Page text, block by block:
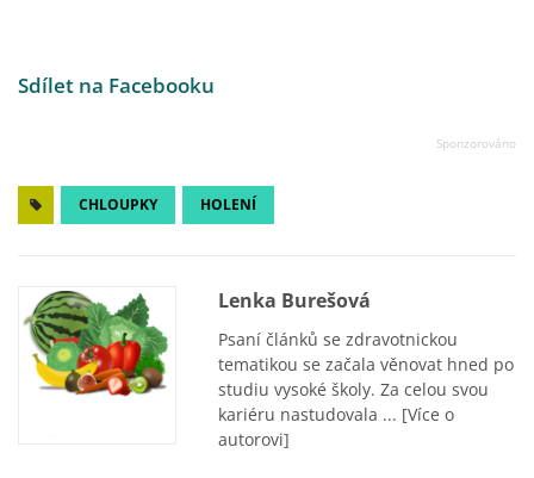
Sdílet na Facebooku
CHLOUPKY HOLENÍ
Lenka Burešová
Psaní článků se zdravotnickou
tematikou se začala věnovat hned po
studiu vysoké školy. Za celou svou
kariéru nastudovala ... [Více o
autorovi]